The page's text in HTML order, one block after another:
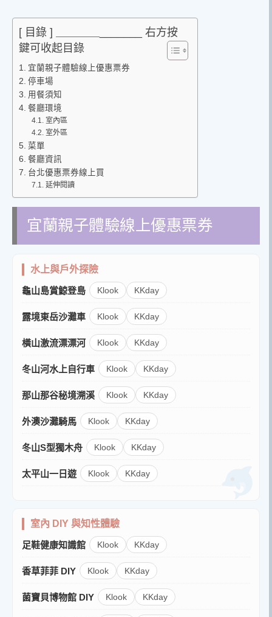
[ 目錄 ] ＿＿＿＿_______ 右方按
鍵可收起目錄
宜蘭親子體驗線上優惠票券
停車場
用餐須知
餐廳環境
室內區
室外區
菜單
餐廳資訊
台北優惠票券線上買
延伸閱讀
宜蘭親子體驗線上優惠票券
水上與戶外探險
龜山島賞鯨登島 Klook KKday
露境東岳沙灘車 Klook KKday
橫山激流漂漂河 Klook KKday
冬山河水上自行車 Klook KKday
那山那谷秘境溯溪 Klook KKday
外澳沙灘騎馬 Klook KKday
冬山S型獨木舟 Klook KKday
太平山一日遊 Klook KKday
室內 DIY 與知性體驗
足鞋健康知識館 Klook KKday
香草菲菲 DIY Klook KKday
菌寶貝博物館 DIY Klook KKday